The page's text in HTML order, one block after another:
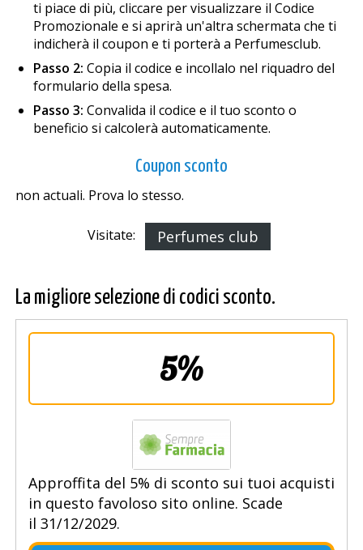
ti piace di più, cliccare per visualizzare il Codice
Promozionale e si aprirà un'altra schermata che ti
indicherà il coupon e ti porterà a Perfumesclub.
Passo 2: Copia il codice e incollalo nel riquadro del
formulario della spesa.
Passo 3: Convalida il codice e il tuo sconto o
beneficio si calcolerà automaticamente.
Coupon sconto
non actuali. Prova lo stesso.
Visitate: Perfumes club
La migliore selezione di codici sconto.
5%
Approffita del 5% di sconto sui tuoi acquisti
in questo favoloso sito online. Scade
il 31/12/2029.